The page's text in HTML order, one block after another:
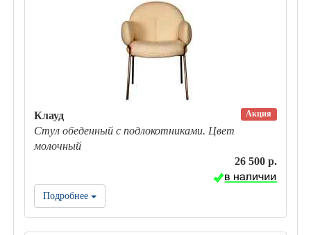
Акция
Клауд
Стул обеденный с подлокотниками. Цвет
молочный
26 500 р.
Подробнее